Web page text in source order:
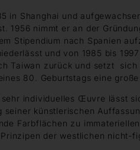
in Shanghai und
1956 nimmt er an der
Stipendium nach Spanien
und von 1985 bis
Taiwan zurück und setzt
80. Geburtstags eine große
sehr individuelles Œuvre lässt
seiner künstlerischen
Farbflächen zu
der westlichen nicht-